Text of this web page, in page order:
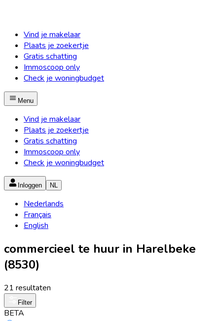
Vind je makelaar
Plaats je zoekertje
Gratis schatting
Immoscoop only
Check je woningbudget
Menu
Vind je makelaar
Plaats je zoekertje
Gratis schatting
Immoscoop only
Check je woningbudget
Inloggen NL
Nederlands
Français
English
commercieel te huur in Harelbeke
(8530)
21 resultaten
Filter
BETA